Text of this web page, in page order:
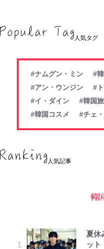
人気タグ
#ナムグン・ミン
#
#アン・ウンジン
#
#イ・ダイン
#韓国
#韓国コスメ
#チェ
人気記事
夏休
ット